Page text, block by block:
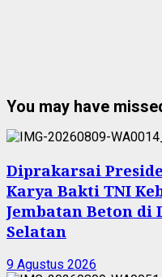
You may have
Diprakarsai
Karya Bakti TNI
Jembatan Beton di
Selatan
9 Agustus 2026